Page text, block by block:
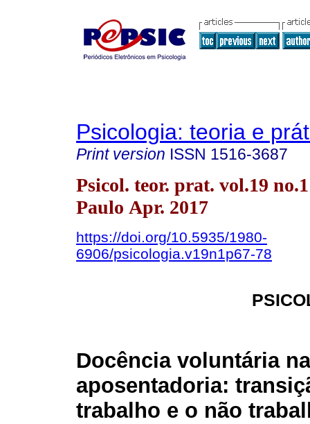
Psicologia: teoria e
Print version ISSN 1516-3687
Psicol. teor. prat. vol.19
Paulo Apr. 2017
https://doi.org/10.5935/1980-
6906/psicologia.v19n1p67-78
Docência voluntária na
aposentadoria:
trabalho e o não